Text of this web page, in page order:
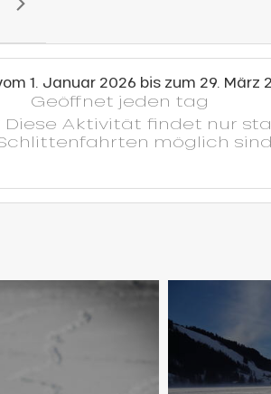
1. Januar 2026 bis zum 29. März
Geöffnet jeden tag
Diese Aktivität findet nur
möglich sind.